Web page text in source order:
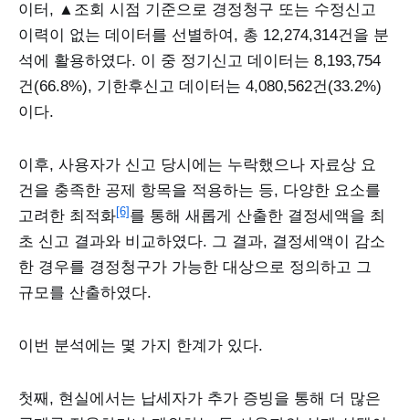
이터, ▲조회 시점 기준으로 경정청구 또는 수정신고
이력이 없는 데이터를 선별하여, 총 12,274,314건을 분
석에 활용하였다. 이 중 정기신고 데이터는 8,193,754
건(66.8%), 기한후신고 데이터는 4,080,562건(33.2%)
이다.
이후, 사용자가 신고 당시에는 누락했으나 자료상 요
건을 충족한 공제 항목을 적용하는 등, 다양한 요소를
고려한 최적화[6] 를 통해 새롭게 산출한 결정세액을 최
초 신고 결과와 비교하였다. 그 결과, 결정세액이 감소
한 경우를 경정청구가 가능한 대상으로 정의하고 그
규모를 산출하였다.
이번 분석에는 몇 가지 한계가 있다.
첫째, 현실에서는 납세자가 추가 증빙을 통해 더 많은